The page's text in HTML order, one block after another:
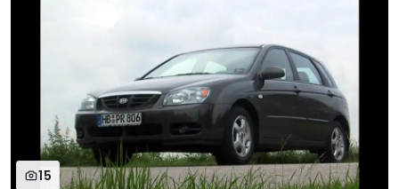
15